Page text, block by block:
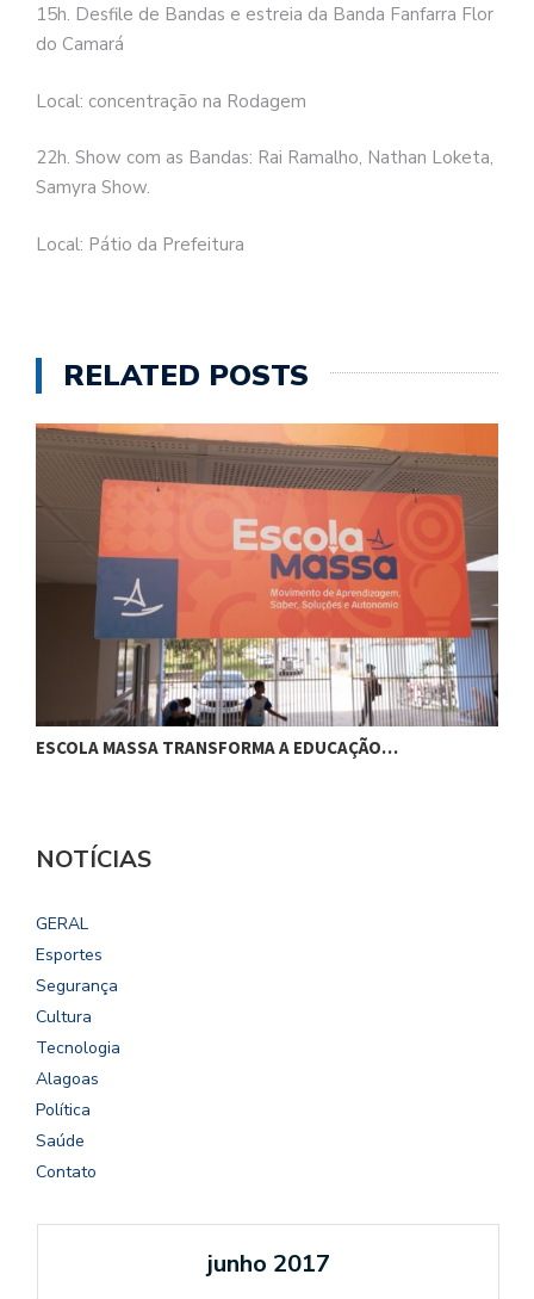
15h. Desfile de Bandas e estreia da Banda Fanfarra Flor
do Camará
Local: concentração na Rodagem
22h. Show com as Bandas: Rai Ramalho, Nathan Loketa,
Samyra Show.
Local: Pátio da Prefeitura
RELATED POSTS
ESCOLA MASSA TRANSFORMA A EDUCAÇÃO…
NOTÍCIAS
GERAL
Esportes
Segurança
Cultura
Tecnologia
Alagoas
Política
Saúde
Contato
junho 2017